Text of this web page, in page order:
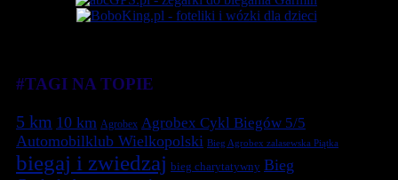
#TAGI NA TOPIE
5 km 10 km Agrobex Agrobex Cykl Biegów 5/5
Automobilklub Wielkopolski Bieg Agrobex zalasewska Piątka
biegaj i zwiedzaj bieg charytatywny Bieg